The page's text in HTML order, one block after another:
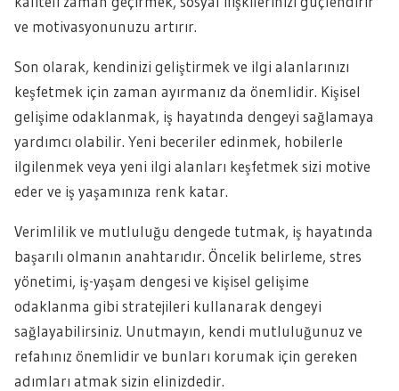
ve motivasyonunuzu artırır.
Son olarak, kendinizi geliştirmek ve ilgi alanlarınızı
keşfetmek için zaman ayırmanız da önemlidir. Kişisel
gelişime odaklanmak, iş hayatında dengeyi sağlamaya
yardımcı olabilir. Yeni beceriler edinmek, hobilerle
ilgilenmek veya yeni ilgi alanları keşfetmek sizi motive
eder ve iş yaşamınıza renk katar.
Verimlilik ve mutluluğu dengede tutmak, iş hayatında
başarılı olmanın anahtarıdır. Öncelik belirleme, stres
yönetimi, iş-yaşam dengesi ve kişisel gelişime
odaklanma gibi stratejileri kullanarak dengeyi
sağlayabilirsiniz. Unutmayın, kendi mutluluğunuz ve
refahınız önemlidir ve bunları korumak için gereken
adımları atmak sizin elinizdedir.